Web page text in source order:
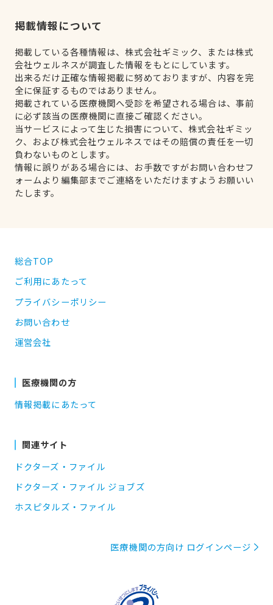
掲載情報について
掲載している各種情報は、株式会社ギミック、または株式
会社ウェルネスが調査した情報をもとにしています。
出来るだけ正確な情報掲載に努めておりますが、内容を完
全に保証するものではありません。
掲載されている医療機関へ受診を希望される場合は、事前
に必ず該当の医療機関に直接ご確認ください。
当サービスによって生じた損害について、株式会社ギミッ
ク、および株式会社ウェルネスではその賠償の責任を一切
負わないものとします。
情報に誤りがある場合には、お手数ですがお問い合わせフ
ォームより編集部までご連絡をいただけますようお願いい
たします。
総合TOP
ご利用にあたって
プライバシーポリシー
お問い合わせ
運営会社
医療機関の方
情報掲載にあたって
関連サイト
ドクターズ・ファイル
ドクターズ・ファイル ジョブズ
ホスピタルズ・ファイル
医療機関の方向け ログインページ